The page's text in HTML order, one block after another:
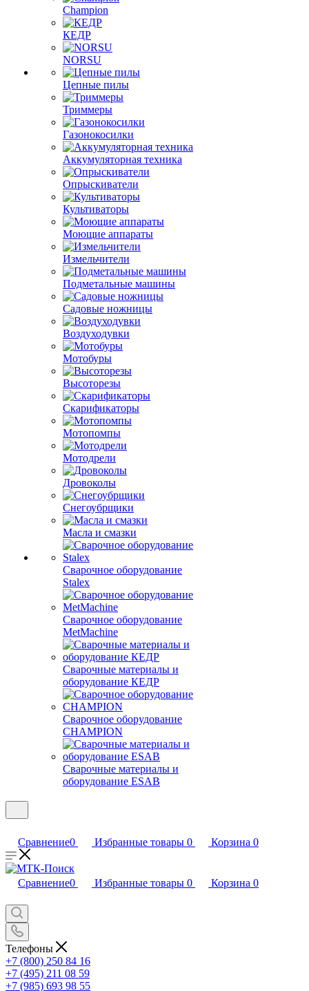
Champion
КЕДР
NORSU
Цепные пилы
Триммеры
Газонокосилки
Аккумуляторная техника
Опрыскиватели
Культиваторы
Моющие аппараты
Измельчители
Подметальные машины
Садовые ножницы
Воздуходувки
Мотобуры
Высоторезы
Скарификаторы
Мотопомпы
Мотодрели
Дровоколы
Снегоубрщики
Масла и смазки
Сварочное оборудование
Stalex
Сварочное оборудование
MetMachine
Сварочные материалы и
оборудование КЕДР
Сварочное оборудование
CHAMPION
Сварочные материалы и
оборудование ESAB
Сравнение0 Избранные товары
Сравнение
Телефоны
+7 (495) 211 08 59
+7 (985) 693 98 55
Заказать звонок
Каталог
Назад
Каталог